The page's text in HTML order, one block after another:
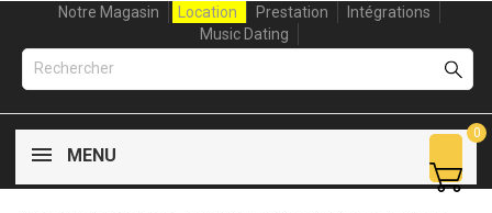
Notre Magasin Location Prestation
Intégrations
Music Dating
MENU
0